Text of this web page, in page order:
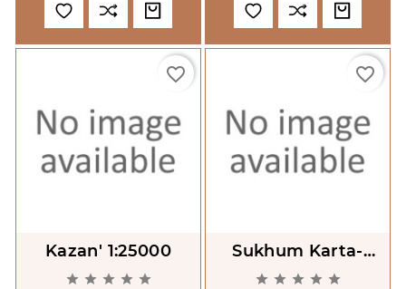
Kazan' 1:25000
    
favorite_border
Sukhum Karta-
Skhema
    
favorite_border